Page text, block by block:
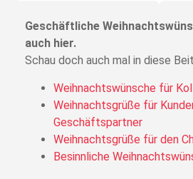
Geschäftliche
auch hier.
Schau doch auch mal in diese
Weihnachtswünsche für
Weihnachtsgrüße für
Geschäftspartner
Weihnachtsgrüße für den
Besinnliche